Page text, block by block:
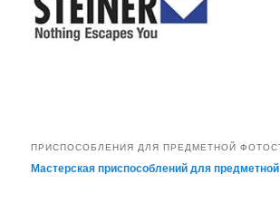
ПРИСПОСОБЛЕНИЯ ДЛЯ ПРЕДМЕТНОЙ
Мастерская приспособлений для